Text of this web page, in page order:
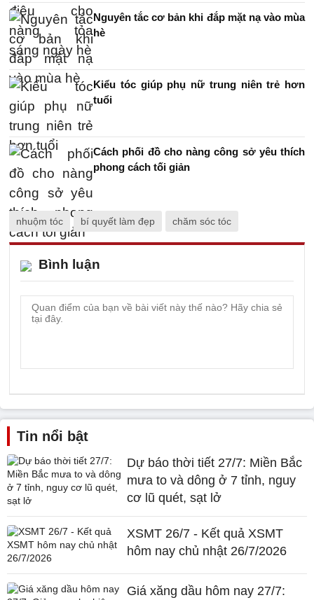
Nguyên tắc cơ bản khi đắp mặt nạ vào mùa
hè
Kiểu tóc giúp phụ nữ trung niên trẻ hơn
tuổi
Cách phối đồ cho nàng công sở yêu thích
phong cách tối giản
nhuộm tóc bí quyết làm đẹp chăm sóc tóc
Bình luận
Tin nổi bật
Dự báo thời tiết 27/7: Miền Bắc
mưa to và dông ở 7 tỉnh, nguy
cơ lũ quét, sạt lở
XSMT 26/7 - Kết quả XSMT
hôm nay chủ nhật 26/7/2026
Giá xăng dầu hôm nay 27/7: